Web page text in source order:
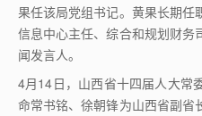
果任该局党组书记。黄果长期任
信息中心主任、综合和规划财务
闻发言人。
4月14日，山西省十四届人大常
命常书铭、徐朝锋为山西省副省